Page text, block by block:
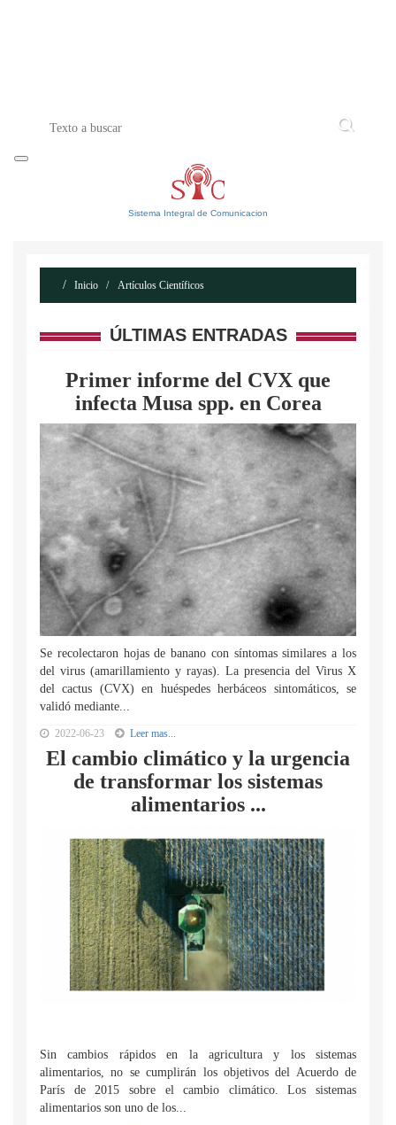
Sistema Integral de Comunicacion
Inicio Artículos Científicos
ÚLTIMAS ENTRADAS
Primer informe del CVX que
infecta Musa spp. en Corea
Se recolectaron hojas de banano con síntomas similares a los
del virus (amarillamiento y rayas). La presencia del Virus X
del cactus (CVX) en huéspedes herbáceos sintomáticos, se
validó mediante...
2022-06-23 Leer mas...
El cambio climático y la urgencia
de transformar los sistemas
alimentarios ...
Sin cambios rápidos en la agricultura y los sistemas
alimentarios, no se cumplirán los objetivos del Acuerdo de
París de 2015 sobre el cambio climático. Los sistemas
alimentarios son uno de los...